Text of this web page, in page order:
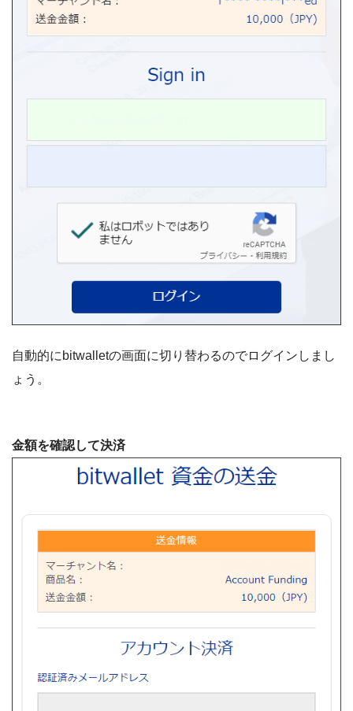
自動的にbitwalletの画面に切り替わるのでログインしまし
ょう。
金額を確認して決済